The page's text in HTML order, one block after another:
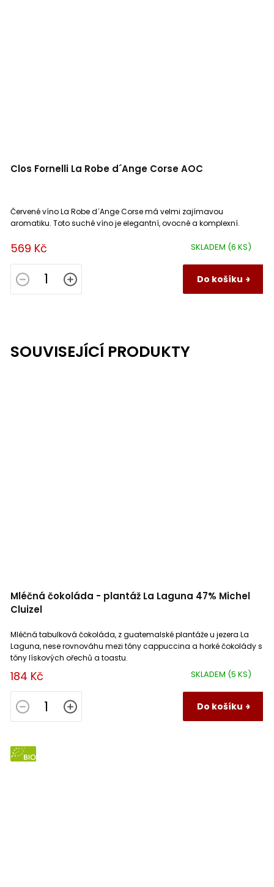
Clos Fornelli La Robe d´Ange Corse AOC
SKLADEM (6 KS)
569 Kč
Do košíku
Červené víno La Robe d´Ange Corse má velmi zajímavou
aromatiku. Toto suché víno je elegantní, ovocné a komplexní.
SOUVISEJÍCÍ PRODUKTY
Mléčná čokoláda - plantáž La Laguna 47% Michel
Cluizel
SKLADEM (5 KS)
184 Kč
Do košíku
Mléčná tabulková čokoláda, z guatemalské plantáže u jezera La
Laguna, nese rovnováhu mezi tóny cappuccina a horké čokolády s
tóny lískových ořechů a toastu.